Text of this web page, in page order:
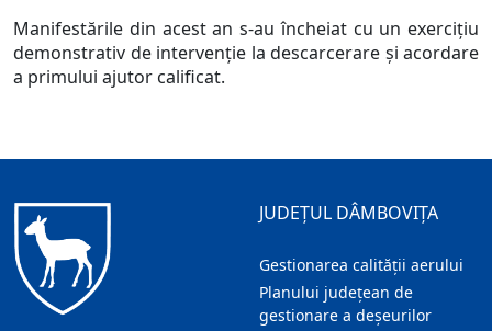
Manifestările din acest an s-au încheiat cu un exerciţiu
demonstrativ de intervenţie la descarcerare şi acordare
a primului ajutor calificat.
JUDEȚUL DÂMBOVIȚA
Gestionarea calității aerului
Planului județean de
gestionare a deșeurilor